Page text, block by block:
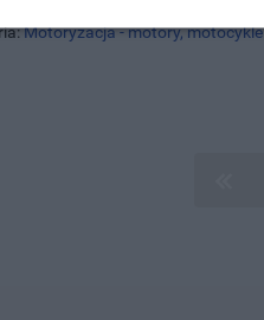
Motoryzacja - motory, motocykle